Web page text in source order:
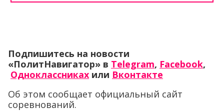
Подпишитесь на новости
«ПолитНавигатор» в Telegram, Facebook,
Одноклассниках или Вконтакте
Об этом сообщает официальный сайт
соревнований.